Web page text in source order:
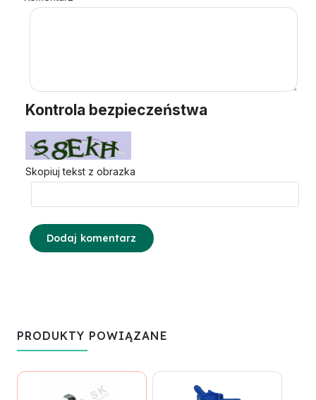
Kontrola bezpieczeństwa
Skopiuj tekst z obrazka
Dodaj komentarz
PRODUKTY POWIĄZANE